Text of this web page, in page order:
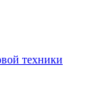
техники